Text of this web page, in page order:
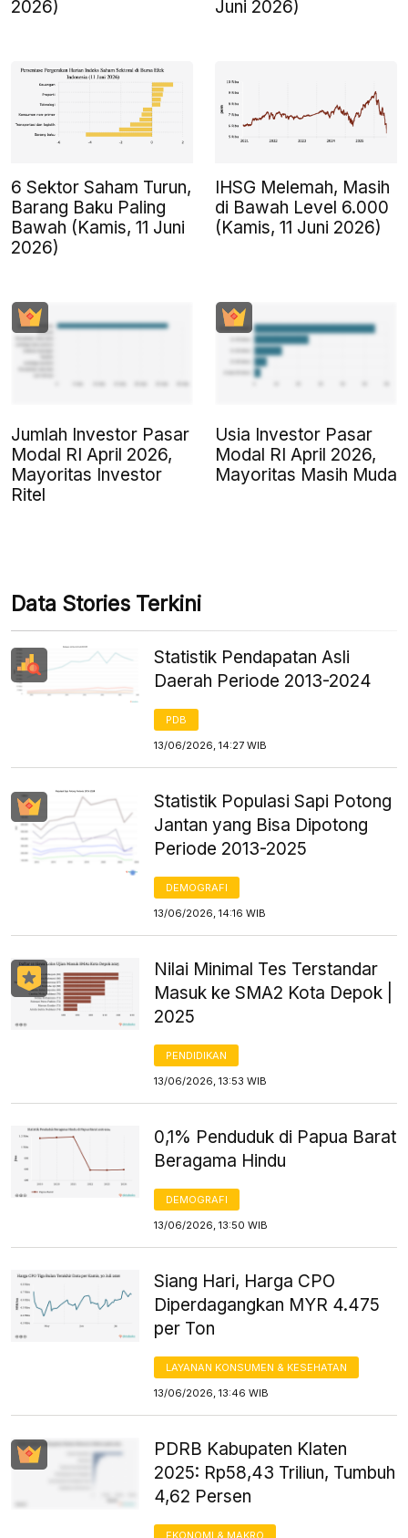
2026)
Juni 2026)
6 Sektor Saham Turun,
Barang Baku Paling
Bawah (Kamis, 11 Juni
2026)
IHSG Melemah, Masih
di Bawah Level 6.000
(Kamis, 11 Juni 2026)
Jumlah Investor Pasar
Modal RI April 2026,
Mayoritas Investor
Ritel
Usia Investor Pasar
Modal RI April 2026,
Mayoritas Masih Muda
Data Stories Terkini
Statistik Pendapatan Asli
Daerah Periode 2013-2024
PDB
13/06/2026, 14:27 WIB
Statistik Populasi Sapi Potong
Jantan yang Bisa Dipotong
Periode 2013-2025
DEMOGRAFI
13/06/2026, 14:16 WIB
Nilai Minimal Tes Terstandar
Masuk ke SMA2 Kota Depok |
2025
PENDIDIKAN
13/06/2026, 13:53 WIB
0,1% Penduduk di Papua Barat
Beragama Hindu
DEMOGRAFI
13/06/2026, 13:50 WIB
Siang Hari, Harga CPO
Diperdagangkan MYR 4.475
per Ton
LAYANAN KONSUMEN & KESEHATAN
13/06/2026, 13:46 WIB
PDRB Kabupaten Klaten
2025: Rp58,43 Triliun, Tumbuh
4,62 Persen
EKONOMI & MAKRO